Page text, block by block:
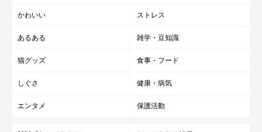
かわいい ストレス
あるある 雑学・豆知識
猫グッズ 食事・フード
しぐさ 健康・病気
エンタメ 保護活動